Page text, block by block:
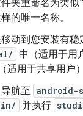
夹重命名为类
的唯一名称。
动到您安装有稳
中（适用于用
适用于共享用户）
航至 android-
并执行